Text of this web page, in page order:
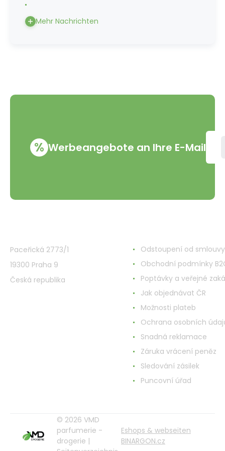
Mehr Nachrichten
% Werbeangebote an Ihre E-Mail
Paceřická 2773/1
19300 Praha 9
Česká republika
Odstoupení od smlouvy
Obchodní podmínky
Poptávky a veřejné
Jak objednávat ČR
Možnosti plateb
Ochrana osobních
Snadná reklamace
Záruka vrácení peněz
Sledování zásilek
Puncovní úřad
© 2026 VMD
parfumerie -
drogerie |
Eshops & webseiten
BINARGON.cz